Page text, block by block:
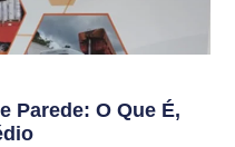
Parede: O Que É,